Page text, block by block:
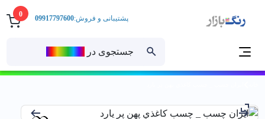
0
جستجوی در
پشتیبانی و فروش:09917797600